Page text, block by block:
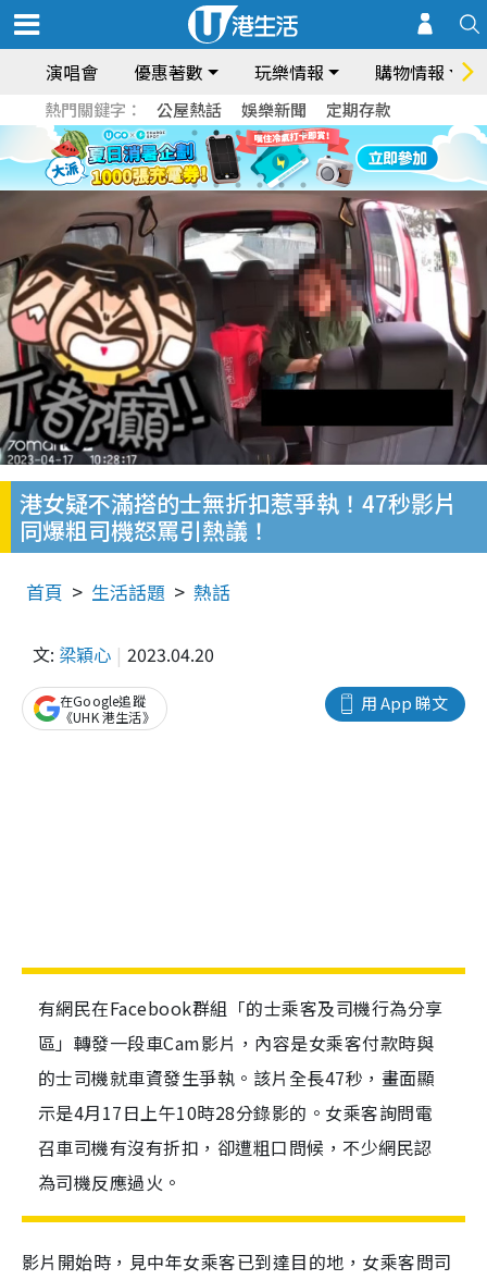
演唱會 優惠著數 玩樂情報 購物情報
熱門關鍵字： 公屋熱話 娛樂新聞 定期存款
港女疑不滿搭的士無折扣惹爭執！47秒影片
同爆粗司機怒罵引熱議！
首頁 生活話題 熱話
文: 梁穎心 2023.04.20
用 App 睇文
在Google追蹤
《UHK 港生活》
有網民在Facebook群組「的士乘客及司機行為分享
區」轉發一段車Cam影片，內容是女乘客付款時與
的士司機就車資發生爭執。該片全長47秒，畫面顯
示是4月17日上午10時28分錄影的。女乘客詢問電
召車司機有沒有折扣，卻遭粗口問候，不少網民認
為司機反應過火。
影片開始時，見中年女乘客已到達目的地，女乘客問司